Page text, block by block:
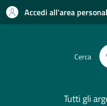
Accedi all'area
Cerca
Tutti gli